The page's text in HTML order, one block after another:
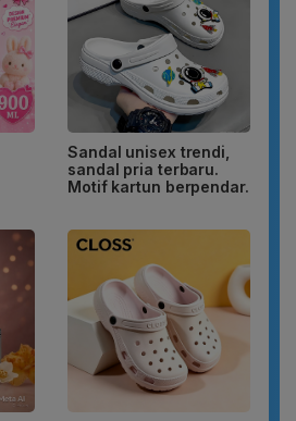
Sandal unisex trendi,
sandal pria terbaru.
Motif kartun berpendar.